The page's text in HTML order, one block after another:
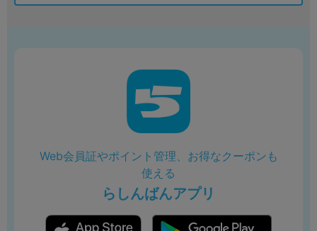
Web会員証やポイント管理、お得なクーポンも
使える
らしんばんアプリ